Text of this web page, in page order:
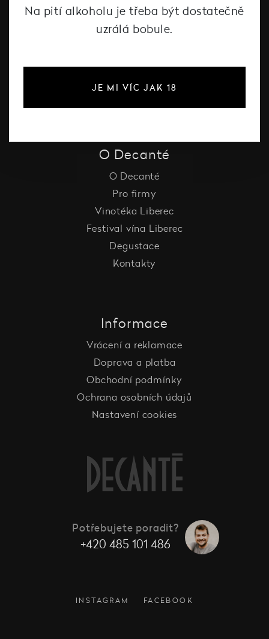
Bílé víno
Červené víno
Katalog vinařů
O Decanté
O Decanté
Pro firmy
Vinotéka Liberec
Festival vína Liberec
Degustace
Kontakty
Informace
Vrácení a reklamace
Doprava a platba
Obchodní podmínky
Ochrana osobních údajů
Nastavení cookies
Potřebujete poradit?
+420 485 101 486
INSTAGRAM FACEBOOK
Na pití alkoholu je třeba být dostatečně
uzrálá bobule.
JE MI VÍC JAK 18